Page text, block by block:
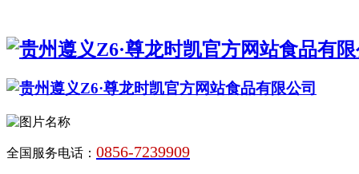
全国服务电话： 0856-7239909